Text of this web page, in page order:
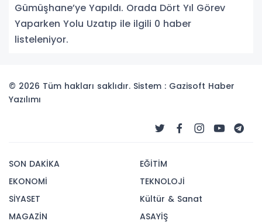
Gümüşhane’ye Yapıldı. Orada Dört Yıl Görev
Yaparken Yolu Uzatıp ile ilgili 0 haber
listeleniyor.
© 2026 Tüm hakları saklıdır. Sistem : Gazisoft Haber
Yazılımı
SON DAKİKA
EKONOMİ
SİYASET
MAGAZİN
EĞİTİM
TEKNOLOJİ
Kültür & Sanat
ASAYİŞ